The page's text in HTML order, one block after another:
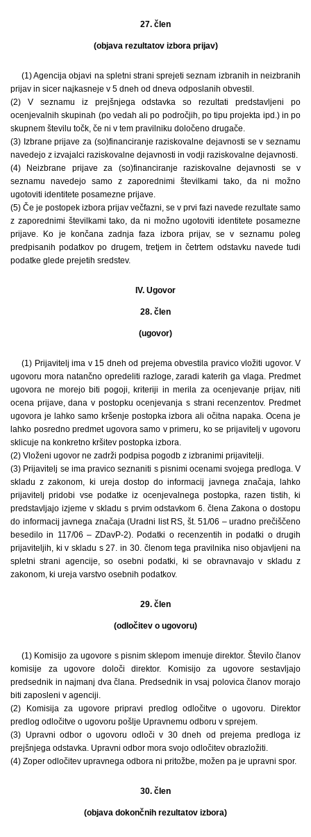
27. člen
(objava rezultatov izbora prijav)
(1) Agencija objavi na spletni strani sprejeti seznam izbranih in neizbranih
prijav in sicer najkasneje v 5 dneh od dneva odposlanih obvestil.
(2) V seznamu iz prejšnjega odstavka so rezultati predstavljeni po
ocenjevalnih skupinah (po vedah ali po področjih, po tipu projekta ipd.) in po
skupnem številu točk, če ni v tem pravilniku določeno drugače.
(3) Izbrane prijave za (so)financiranje raziskovalne dejavnosti se v seznamu
navedejo z izvajalci raziskovalne dejavnosti in vodji raziskovalne dejavnosti.
(4) Neizbrane prijave za (so)financiranje raziskovalne dejavnosti se v
seznamu navedejo samo z zaporednimi številkami tako, da ni možno
ugotoviti identitete posamezne prijave.
(5) Če je postopek izbora prijav večfazni, se v prvi fazi navede rezultate samo
z zaporednimi številkami tako, da ni možno ugotoviti identitete posamezne
prijave. Ko je končana zadnja faza izbora prijav, se v seznamu poleg
predpisanih podatkov po drugem, tretjem in četrtem odstavku navede tudi
podatke glede prejetih sredstev.
IV. Ugovor
28. člen
(ugovor)
(1) Prijavitelj ima v 15 dneh od prejema obvestila pravico vložiti ugovor. V
ugovoru mora natančno opredeliti razloge, zaradi katerih ga vlaga. Predmet
ugovora ne morejo biti pogoji, kriteriji in merila za ocenjevanje prijav, niti
ocena prijave, dana v postopku ocenjevanja s strani recenzentov. Predmet
ugovora je lahko samo kršenje postopka izbora ali očitna napaka. Ocena je
lahko posredno predmet ugovora samo v primeru, ko se prijavitelj v ugovoru
sklicuje na konkretno kršitev postopka izbora.
(2) Vloženi ugovor ne zadrži podpisa pogodb z izbranimi prijavitelji.
(3) Prijavitelj se ima pravico seznaniti s pisnimi ocenami svojega predloga. V
skladu z zakonom, ki ureja dostop do informacij javnega značaja, lahko
prijavitelj pridobi vse podatke iz ocenjevalnega postopka, razen tistih, ki
predstavljajo izjeme v skladu s prvim odstavkom 6. člena Zakona o dostopu
do informacij javnega značaja (Uradni list RS, št. 51/06 – uradno prečiščeno
besedilo in 117/06 – ZDavP-2). Podatki o recenzentih in podatki o drugih
prijaviteljih, ki v skladu s 27. in 30. členom tega pravilnika niso objavljeni na
spletni strani agencije, so osebni podatki, ki se obravnavajo v skladu z
zakonom, ki ureja varstvo osebnih podatkov.
29. člen
(odločitev o ugovoru)
(1) Komisijo za ugovore s pisnim sklepom imenuje direktor. Število članov
komisije za ugovore določi direktor. Komisijo za ugovore sestavljajo
predsednik in najmanj dva člana. Predsednik in vsaj polovica članov morajo
biti zaposleni v agenciji.
(2) Komisija za ugovore pripravi predlog odločitve o ugovoru. Direktor
predlog odločitve o ugovoru pošlje Upravnemu odboru v sprejem.
(3) Upravni odbor o ugovoru odloči v 30 dneh od prejema predloga iz
prejšnjega odstavka. Upravni odbor mora svojo odločitev obrazložiti.
(4) Zoper odločitev upravnega odbora ni pritožbe, možen pa je upravni spor.
30. člen
(objava dokončnih rezultatov izbora)